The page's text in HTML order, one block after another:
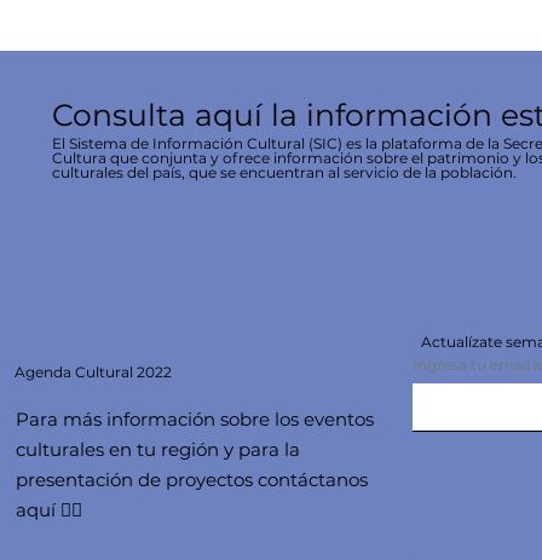
Consulta aquí la información
El Sistema de Información Cultural (SIC) es la plataforma de la
Cultura que conjunta y ofrece información sobre el patrimonio y
culturales del país, que se encuentran al servicio de la población.
Agenda Cultural 2022
Para más información sobre los eventos
culturales en tu región y para la
presentación de proyectos contáctanos
aquí 👇🏻
Actualízate
Ingresa tu email